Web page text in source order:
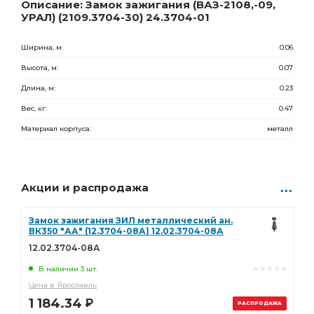
Описание: Замок зажигания (ВАЗ-2108,-09,
УРАЛ) (2109.3704-30) 24.3704-01
Ширина, м: 0.06
Высота, м: 0.07
Длина, м: 0.23
Вес, кг: 0.47
Материал корпуса: металл
Акции и распродажа
РАСПРОДАЖА
Замок зажигания ЗИЛ металлический ан.
ВК350 "АА" (12.3704-08А) 12.02.3704-08А
12.02.3704-08А
В наличии 3 шт.
Цена в Ярославль
1 184.34 Р